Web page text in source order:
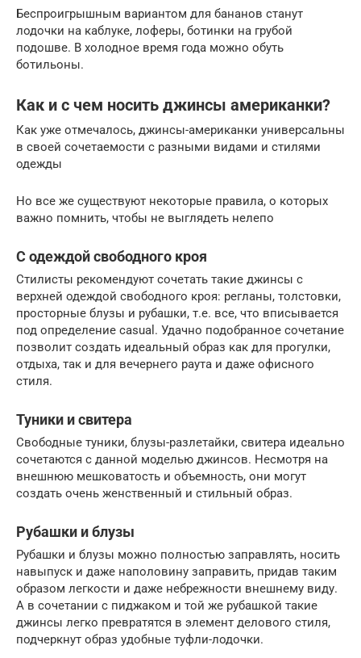
Беспроигрышным вариантом для бананов станут
лодочки на каблуке, лоферы, ботинки на грубой
подошве. В холодное время года можно обуть
ботильоны.
Как и с чем носить джинсы американки?
Как уже отмечалось, джинсы-американки универсальны
в своей сочетаемости с разными видами и стилями
одежды
Но все же существуют некоторые правила, о которых
важно помнить, чтобы не выглядеть нелепо
С одеждой свободного кроя
Стилисты рекомендуют сочетать такие джинсы с
верхней одеждой свободного кроя: регланы, толстовки,
просторные блузы и рубашки, т.е. все, что вписывается
под определение casual. Удачно подобранное сочетание
позволит создать идеальный образ как для прогулки,
отдыха, так и для вечернего раута и даже офисного
стиля.
Туники и свитера
Свободные туники, блузы-разлетайки, свитера идеально
сочетаются с данной моделью джинсов. Несмотря на
внешнюю мешковатость и объемность, они могут
создать очень женственный и стильный образ.
Рубашки и блузы
Рубашки и блузы можно полностью заправлять, носить
навыпуск и даже наполовину заправить, придав таким
образом легкости и даже небрежности внешнему виду.
А в сочетании с пиджаком и той же рубашкой такие
джинсы легко превратятся в элемент делового стиля,
подчеркнут образ удобные туфли-лодочки.